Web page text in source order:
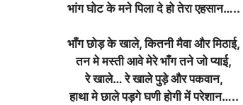
भांग घोट के मने पिला दे हो तेरा एहसान…..
भाँग छोड़ के खाले, कितनी मैवा और मिठाई,
तन मे मस्ती आवे मेरे भाँग तने जो प्याई,
रे खाले… रे खाले पुड़े और पकवान,
हाथा मे छाले पड़गे घणी होगी में परेशान…..